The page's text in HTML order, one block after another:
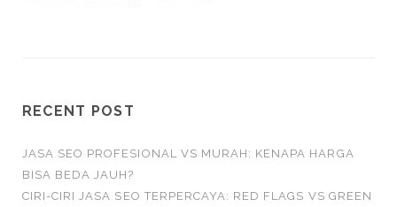
RECENT POST
JASA SEO PROFESIONAL VS MURAH: KENAPA HARGA
BISA BEDA JAUH?
CIRI-CIRI JASA SEO TERPERCAYA: RED FLAGS VS GREEN